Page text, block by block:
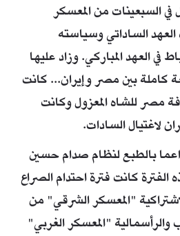
السبعينات من المعسكر
العهد الساداتي وسياسته
في العهد المباركي. وزاد عليها
كاملة بين مصر وإيران... كانت
مصر للشاه المعزول وكانت
لاغتيال السادات.
بالطبع لنظام صدام حسين
كانت فترة احتدام الصراع
"المعسكر الشرقي" من
والرأسمالية "المعسكر الغربي"